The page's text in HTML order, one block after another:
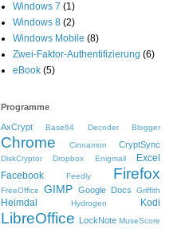
Windows 7 (1)
Windows 8 (2)
Windows Mobile (8)
Zwei-Faktor-Authentifizierung (6)
eBook (5)
Programme
AxCrypt Base64 Decoder Blogger
Chrome Cinnamon CryptSync
DiskCryptor Dropbox Enigmail
Excel
Facebook
Feedly Firefox
FreeOffice GIMP Google Docs Griffith
Heimdal Hydrogen Kodi
LibreOffice LockNote MuseScore